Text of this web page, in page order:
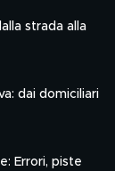
strada alla
dai domiciliari
Errori, piste